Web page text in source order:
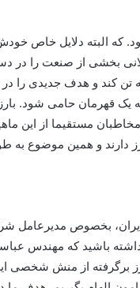
که البته دلایل خاص
بخشی از صنعت را در
تن کند و هدف جدیدی را
به یک قهرمان حامی شود.
مستقیما از این
دارند و همین موضوع به
بخصوص مدیرعامل
باشید که مهندس
برگرفته از منش شخصی